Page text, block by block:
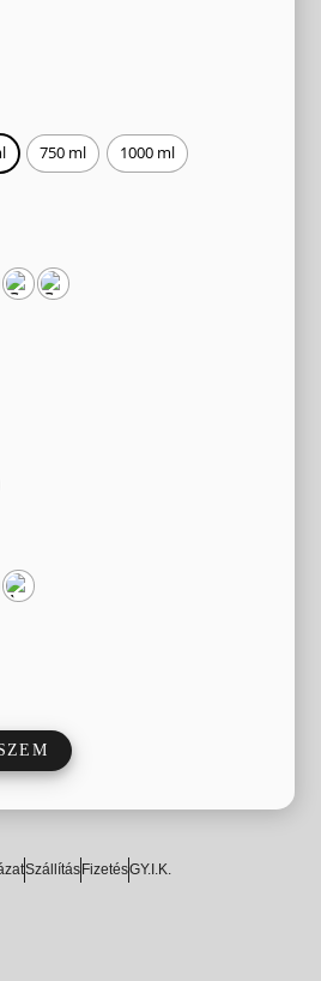
750 ml 1000 ml
Szállítás FizetésGY.I.K.